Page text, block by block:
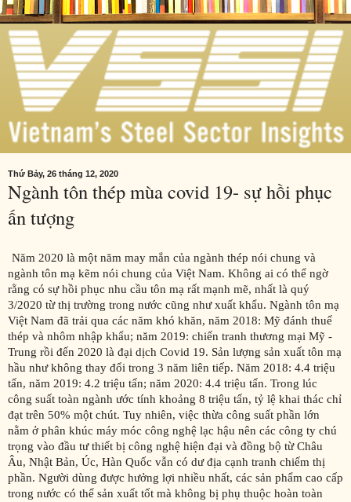
Thứ Bảy, 26 tháng 12, 2020
Ngành tôn thép mùa covid 19- sự hồi phục
ấn tượng
Năm 2020 là một năm may mắn của ngành thép nói chung và
ngành tôn mạ kẽm nói chung của Việt Nam. Không ai có thể ngờ
rằng có sự hồi phục nhu cầu tôn mạ rất mạnh mẽ, nhất là quý
3/2020 từ thị trường trong nước cũng như xuất khẩu. Ngành tôn mạ
Việt Nam đã trải qua các năm khó khăn, năm 2018: Mỹ đánh thuế
thép và nhôm nhập khẩu; năm 2019: chiến tranh thương mại Mỹ -
Trung rồi đến 2020 là đại dịch Covid 19. Sản lượng sản xuất tôn mạ
hầu như không thay đổi trong 3 năm liên tiếp. Năm 2018: 4.4 triệu
tấn, năm 2019: 4.2 triệu tấn; năm 2020: 4.4 triệu tấn. Trong lúc
công suất toàn ngành ước tính khoảng 8 triệu tấn, tỷ lệ khai thác chỉ
đạt trên 50% một chút. Tuy nhiên, việc thừa công suất phần lớn
nằm ở phân khúc máy móc công nghệ lạc hậu nên các công ty chú
trọng vào đầu tư thiết bị công nghệ hiện đại và đồng bộ từ Châu
Âu, Nhật Bản, Úc, Hàn Quốc vẫn có dư địa cạnh tranh chiếm thị
phần. Người dùng được hưởng lợi nhiều nhất, các sản phẩm cao cấp
trong nước có thể sản xuất tốt mà không bị phụ thuộc hoàn toàn